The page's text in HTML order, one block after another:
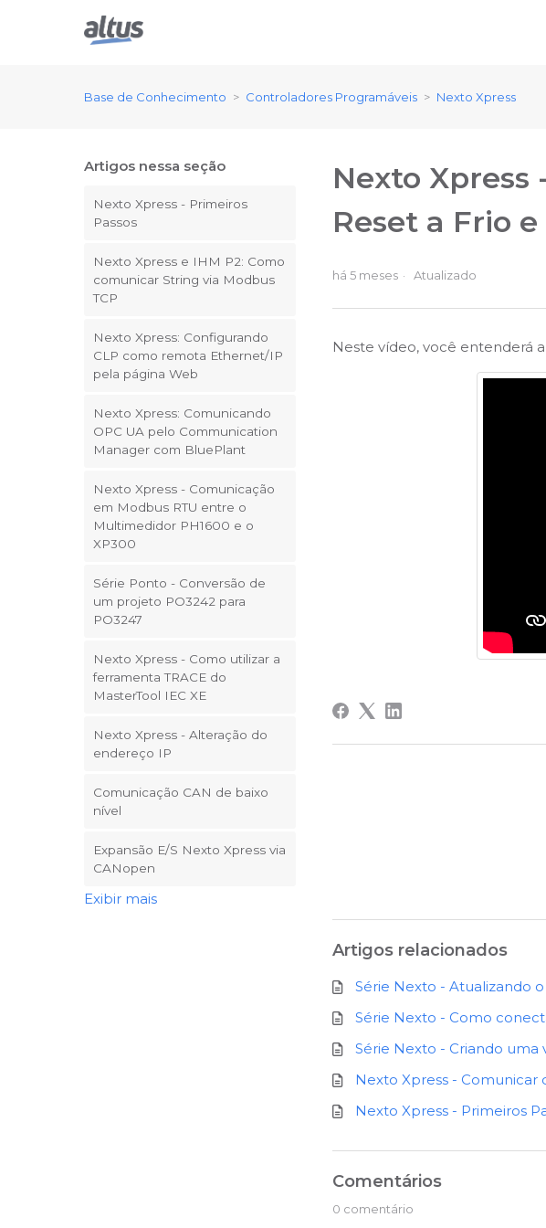
Base de Conhecimento Controladores Programáveis Nexto Xpress
Artigos nessa seção
Nexto Xpress - Primeiros
Passos
Nexto Xpress e IHM P2: Como
comunicar String via Modbus
TCP
Nexto Xpress: Configurando
CLP como remota Ethernet/IP
pela página Web
Nexto Xpress: Comunicando
OPC UA pelo Communication
Manager com BluePlant
Nexto Xpress - Comunicação
em Modbus RTU entre o
Multimedidor PH1600 e o
XP300
Série Ponto - Conversão de
um projeto PO3242 para
PO3247
Nexto Xpress - Como utilizar a
ferramenta TRACE do
MasterTool IEC XE
Nexto Xpress - Alteração do
endereço IP
Comunicação CAN de baixo
nível
Expansão E/S Nexto Xpress via
CANopen
Exibir mais
Nexto Xpress
Reset a Frio
há 5 meses Atualizado
Neste vídeo, você entenderá
Artigos relacionados
Série Nexto - Atualizando
Série Nexto - Como
Série Nexto - Criando uma
Nexto Xpress -
Nexto Xpress - Primeiros
Comentários
0 comentário